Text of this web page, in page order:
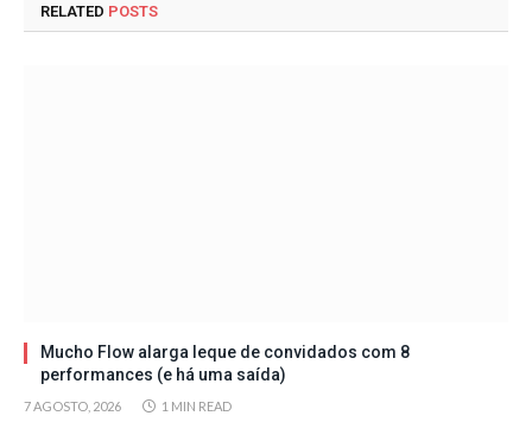
RELATED POSTS
Mucho Flow alarga leque de convidados com 8
performances (e há uma saída)
7 AGOSTO, 2026 1 MIN READ